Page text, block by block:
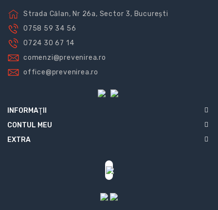
Strada Călan, Nr 26a, Sector 3, București
0758 59 34 56
0724 30 67 14
comenzi@prevenirea.ro
office@prevenirea.ro
INFORMAŢII
CONTUL MEU
EXTRA